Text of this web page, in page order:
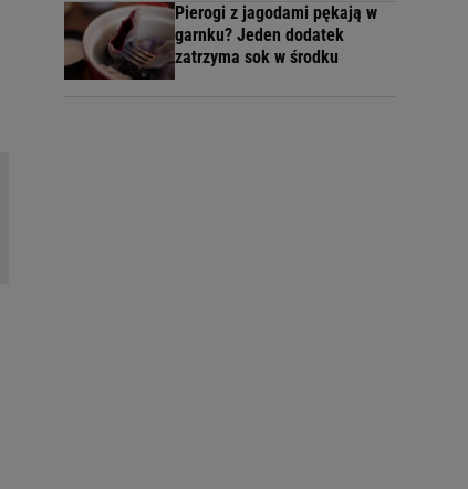
Pierogi z jagodami pękają w
garnku? Jeden dodatek
zatrzyma sok w środku